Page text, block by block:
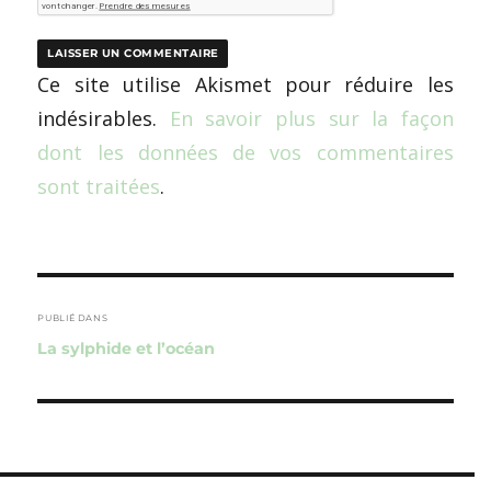
Ce site utilise Akismet pour réduire les
indésirables. En savoir plus sur la façon
dont les données de vos commentaires
sont traitées.
de
l’article
PUBLIÉ DANS
La sylphide et l’océan